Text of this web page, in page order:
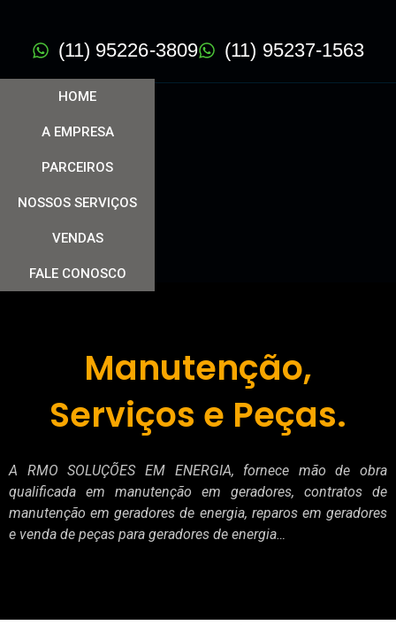
(11) 95226-3809 (11) 95237-1563
HOME
A EMPRESA
PARCEIROS
NOSSOS SERVIÇOS
VENDAS
FALE CONOSCO
Manutenção,
Serviços e Peças.
A RMO SOLUÇÕES EM ENERGIA, fornece mão de obra
qualificada em manutenção em geradores, contratos de
manutenção em geradores de energia, reparos em geradores
e venda de peças para geradores de energia…